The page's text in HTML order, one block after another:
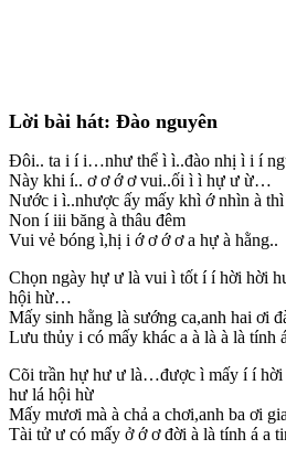
Lời bài hát: Đào nguyên
Đôi.. ta i í i…như thể ì ì..đào nhị ì i í
Này khi í.. ơ ơ ớ ơ vui..ối ì ì hự ư ừ…
Nước i ì..nhược ấy mấy khì ớ nhìn à thì
Non í iii băng à thâu đêm
Vui vẻ bóng ì,hị i ớ ơ ớ ơ a hự à hằng..
Chọn ngày hự ư là vui ì tốt í í hời hời
hội hừ…
Mấy sinh hằng là sướng ca,anh hai ơi
Lưu thủy i có mấy khác a à là à là tính
Cõi trần hự hư ư là…được ì mấy í í
hư lá hội hừ
Mấy mươi mà à chả a chơi,anh ba ơi
Tài tử ư có mấy ở ớ ơ đời à là tính á a